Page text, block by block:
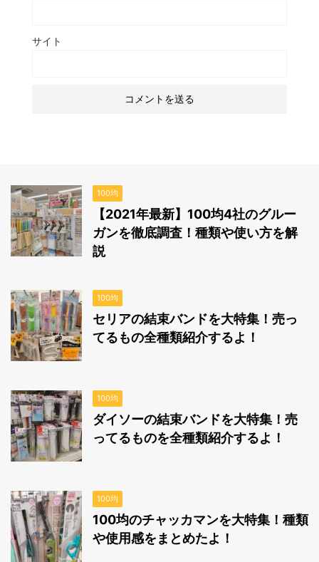
サイト
100均
【2021年最新】100均4社のグルー
ガンを徹底調査！種類や使い方を解
説
100均
セリアの結束バンドを大特集！売っ
てるもの全種類紹介するよ！
100均
ダイソーの結束バンドを大特集！売
ってるものを全種類紹介するよ！
100均
100均のチャッカマンを大特集！種類
や使用感をまとめたよ！